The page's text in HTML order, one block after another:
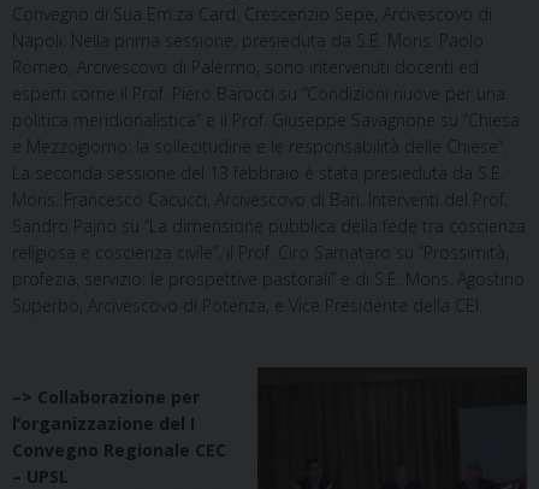
Convegno di Sua Em.za Card. Crescenzio Sepe, Arcivescovo di
Napoli. Nella prima sessione, presieduta da S.E. Mons. Paolo
Romeo, Arcivescovo di Palermo, sono intervenuti docenti ed
esperti come il Prof. Piero Barocci su “Condizioni nuove per una
politica meridionalistica” e il Prof. Giuseppe Savagnone su “Chiesa
e Mezzogiorno: la sollecitudine e le responsabilità delle Chiese”.
La seconda sessione del 13 febbraio è stata presieduta da S.E.
Mons. Francesco Cacucci, Arcivescovo di Bari. Interventi del Prof.
Sandro Pajno su “La dimensione pubblica della fede tra coscienza
religiosa e coscienza civile”, il Prof. Ciro Sarnataro su “Prossimità,
profezia, servizio: le prospettive pastorali” e di S.E. Mons. Agostino
Superbo, Arcivescovo di Potenza, e Vice Presidente della CEI.
–> Collaborazione per
l’organizzazione del I
Convegno Regionale CEC
– UPSL